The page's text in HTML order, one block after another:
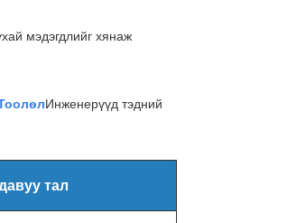
мэдэгдлийг хянаж
Инженерүүд тэдний
тал